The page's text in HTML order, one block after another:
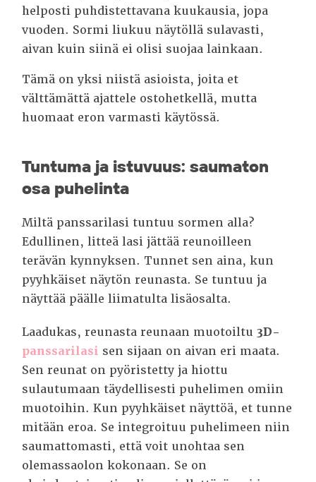
helposti puhdistettavana kuukausia, jopa
vuoden. Sormi liukuu näytöllä sulavasti,
aivan kuin siinä ei olisi suojaa lainkaan.
Tämä on yksi niistä asioista, joita et
välttämättä ajattele ostohetkellä, mutta
huomaat eron varmasti käytössä.
Tuntuma ja istuvuus: saumaton
osa puhelinta
Miltä panssarilasi tuntuu sormen alla?
Edullinen, litteä lasi jättää reunoilleen
terävän kynnyksen. Tunnet sen aina, kun
pyyhkäiset näytön reunasta. Se tuntuu ja
näyttää päälle liimatulta lisäosalta.
Laadukas, reunasta reunaan muotoiltu 3D-
panssarilasi sen sijaan on aivan eri maata.
Sen reunat on pyöristetty ja hiottu
sulautumaan täydellisesti puhelimen omiin
muotoihin. Kun pyyhkäiset näyttöä, et tunne
mitään eroa. Se integroituu puhelimeen niin
saumattomasti, että voit unohtaa sen
olemassaolon kokonaan. Se on